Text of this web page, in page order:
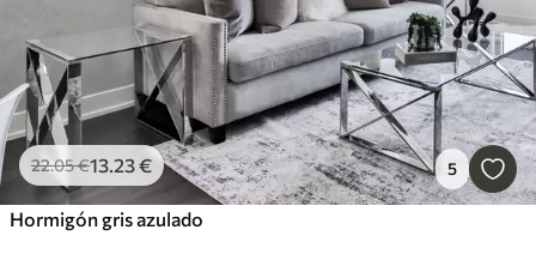
22.05€13.23€ 5
Hormigón gris azulado